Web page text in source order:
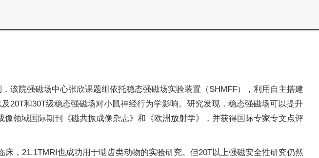
该院强磁场中心张欣课题组依托稳态强磁场实验装置（SHMFF），利用自主搭建
20T和30T级稳态强磁场对小鼠神经行为学影响。研究发现，稳态强磁场可以提升
领域国际期刊《磁共振成像杂志》和《欧洲放射学》，并获得国际专家专文点评
，21.1TMRI也成功用于啮齿类动物的实验研究。但20T以上强磁安全性研究仍然